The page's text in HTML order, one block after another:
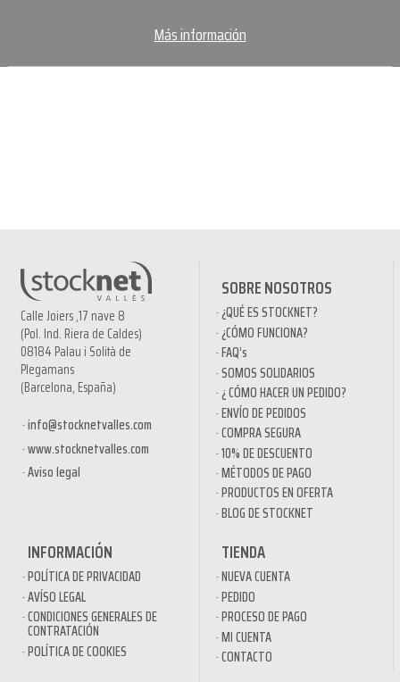
Más información
Calle Joiers ,17 nave 8
(Pol. Ind. Riera de Caldes)
08184 Palau i Solità de
Plegamans
(Barcelona, España)
info@stocknetvalles.com
www.stocknetvalles.com
Aviso legal
SOBRE NOSOTROS
¿QUÉ ES STOCKNET?
¿CÓMO FUNCIONA?
FAQ’s
SOMOS SOLIDARIOS
¿ CÓMO HACER UN PEDIDO?
ENVÍO DE PEDIDOS
COMPRA SEGURA
10% DE DESCUENTO
MÉTODOS DE PAGO
PRODUCTOS EN OFERTA
BLOG DE STOCKNET
INFORMACIÓN
POLÍTICA DE PRIVACIDAD
AVÍSO LEGAL
CONDICIONES GENERALES DE
CONTRATACIÓN
POLÍTICA DE COOKIES
TIENDA
NUEVA CUENTA
PEDIDO
PROCESO DE PAGO
MI CUENTA
CONTACTO